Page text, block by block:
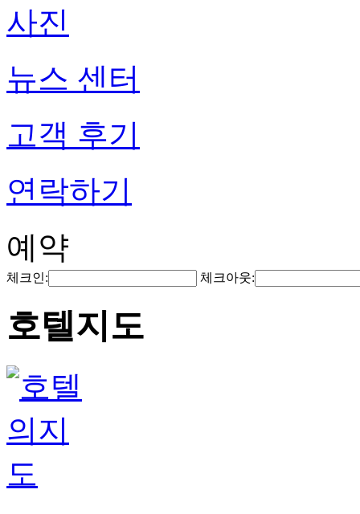
사진
뉴스 센터
고객 후기
연락하기
예약
체크인: 체크아웃:
호텔지도